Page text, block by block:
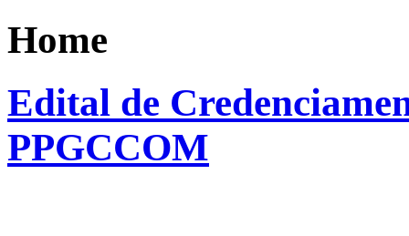
Home
Edital de
PPGCCOM